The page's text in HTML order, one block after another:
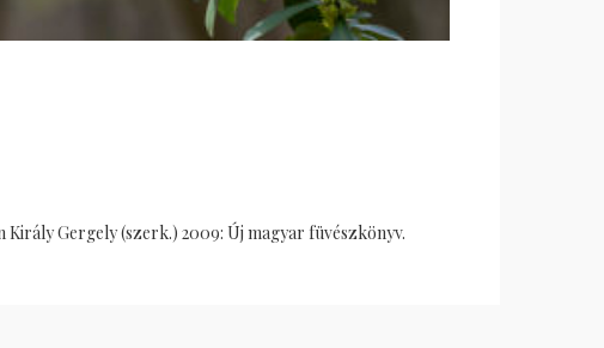
Király Gergely (szerk.) 2009: Új magyar füvészkönyv.